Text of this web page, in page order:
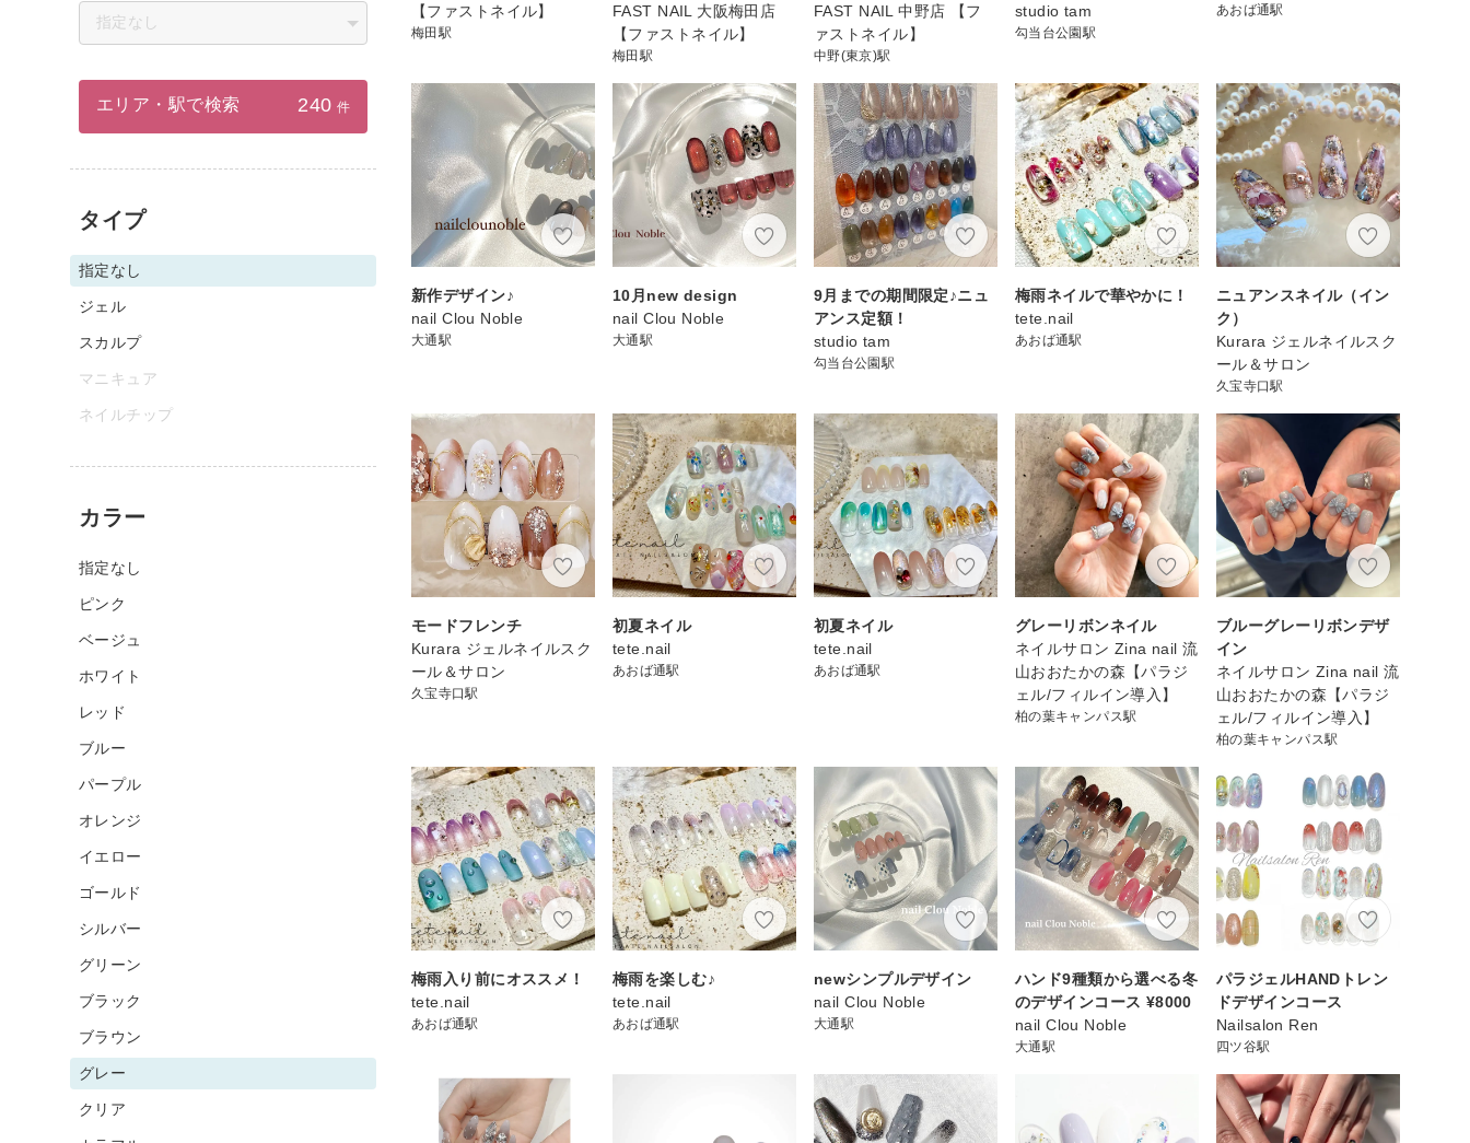
【ファストネイル】
梅田駅
FAST NAIL 大阪梅田店
【ファストネイル】
梅田駅
FAST NAIL 中野店 【フ
ァストネイル】
中野(東京)駅
studio tam
勾当台公園駅
あおば通駅
新作デザイン♪
nail Clou Noble
大通駅
10月new design
nail Clou Noble
大通駅
9月までの期間限定♪ニュ
アンス定額！
studio tam
勾当台公園駅
梅雨ネイルで華やかに！
tete.nail
あおば通駅
ニュアンスネイル（イン
ク）
Kurara ジェルネイルスク
ール＆サロン
久宝寺口駅
モードフレンチ
Kurara ジェルネイルスク
ール＆サロン
久宝寺口駅
初夏ネイル
tete.nail
あおば通駅
初夏ネイル
tete.nail
あおば通駅
グレーリボンネイル
ネイルサロン Zina nail 流
山おおたかの森【パラジ
ェル/フィルイン導入】
柏の葉キャンパス駅
ブルーグレーリボンデザ
イン
ネイルサロン Zina nail 流
山おおたかの森【パラジ
ェル/フィルイン導入】
柏の葉キャンパス駅
梅雨入り前にオススメ！
tete.nail
あおば通駅
梅雨を楽しむ♪
tete.nail
あおば通駅
newシンプルデザイン
nail Clou Noble
大通駅
ハンド9種類から選べる冬
のデザインコース ¥8000
nail Clou Noble
大通駅
パラジェルHANDトレン
ドデザインコース
Nailsalon Ren
四ツ谷駅
指定なし
エリア・駅で検索 240 件
タイプ
指定なし
ジェル
スカルプ
マニキュア
ネイルチップ
カラー
指定なし
ピンク
ベージュ
ホワイト
レッド
ブルー
パープル
オレンジ
イエロー
ゴールド
シルバー
グリーン
ブラック
ブラウン
グレー
クリア